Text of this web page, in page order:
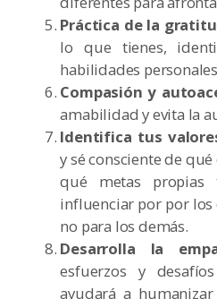
Práctica de la
lo que tienes,
habilidades
Compasión y
amabilidad y evita la
Identifica tus
y sé consciente de
qué metas
influenciar por por
no para los demás.
Desarrolla la
esfuerzos y
ayudará a